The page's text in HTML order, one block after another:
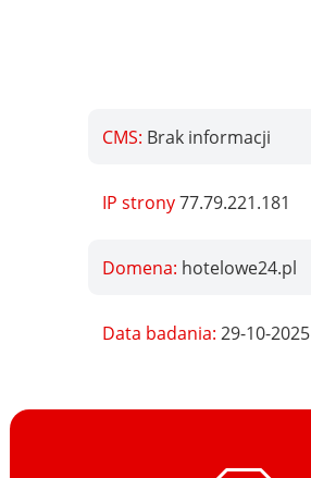
CMS: Brak informacji
IP strony77.79.221.181
Domena: hotelowe24.pl
Data badania:29-10-2025